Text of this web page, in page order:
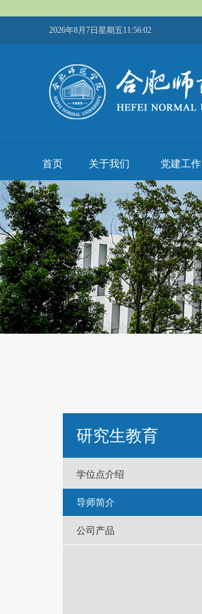
2026年8月7日星期五11:56:02
首页 关于我们 党建工作
研究生教育
学位点介绍
导师简介
公司产品